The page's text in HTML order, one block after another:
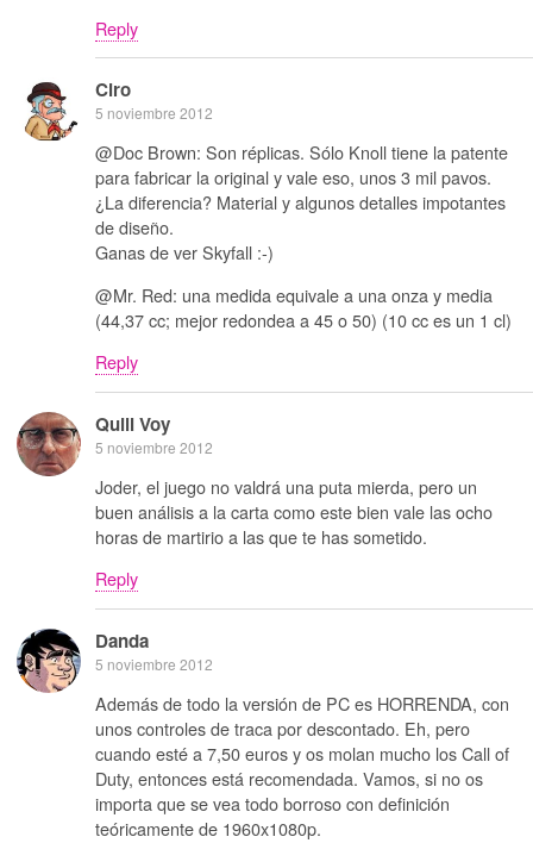
Reply
Ciro
5 noviembre 2012
@Doc Brown: Son réplicas. Sólo Knoll tiene la patente
para fabricar la original y vale eso, unos 3 mil pavos.
¿La diferencia? Material y algunos detalles impotantes
de diseño.
Ganas de ver Skyfall :-)
@Mr. Red: una medida equivale a una onza y media
(44,37 cc; mejor redondea a 45 o 50) (10 cc es un 1 cl)
Reply
Quill Voy
5 noviembre 2012
Joder, el juego no valdrá una puta mierda, pero un
buen análisis a la carta como este bien vale las ocho
horas de martirio a las que te has sometido.
Reply
Danda
5 noviembre 2012
Además de todo la versión de PC es HORRENDA, con
unos controles de traca por descontado. Eh, pero
cuando esté a 7,50 euros y os molan mucho los Call of
Duty, entonces está recomendada. Vamos, si no os
importa que se vea todo borroso con definición
teóricamente de 1960x1080p.